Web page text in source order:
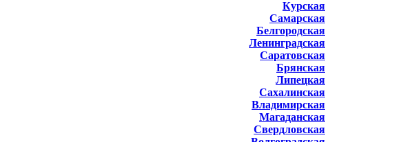
Курская
Самарская
Белгородская
Ленинградская
Саратовская
Брянская
Липецкая
Сахалинская
Владимирская
Магаданская
Свердловская